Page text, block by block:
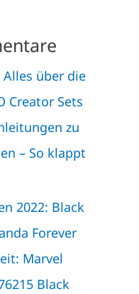
Alles über die
Creator Sets
zu
– So klappt
2022: Black
Forever
Marvel
Black